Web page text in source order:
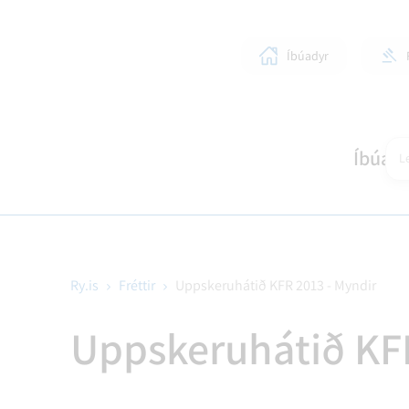
Íbúar
Íbúadyr
Ry.is Fréttir Uppskeruhátið KFR 2013 - Myndir
Uppskeruhátið